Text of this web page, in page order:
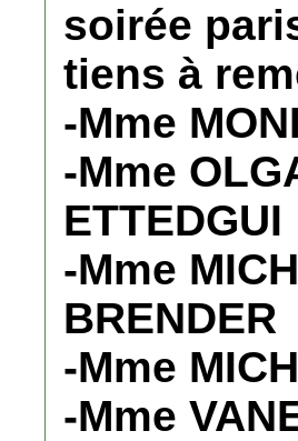
soirée
tiens à
-Mme
-Mme
ETTEDGUI
-Mme
BRENDER
-Mme
-Mme